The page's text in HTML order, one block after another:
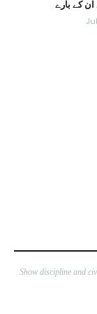
ان کے بارے
Show discipline and